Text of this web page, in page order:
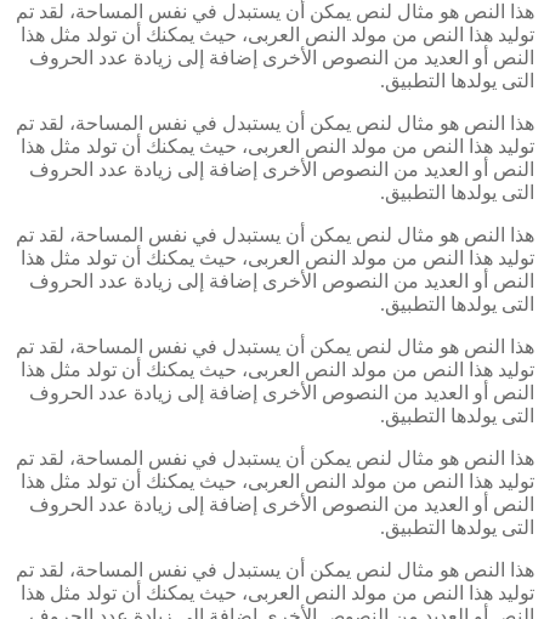
هذا النص هو مثال لنص يمكن أن يستبدل في نفس المساحة، لقد تم
توليد هذا النص من مولد النص العربى، حيث يمكنك أن تولد مثل هذا
النص أو العديد من النصوص الأخرى إضافة إلى زيادة عدد الحروف
التى يولدها التطبيق.
هذا النص هو مثال لنص يمكن أن يستبدل في نفس المساحة، لقد تم
توليد هذا النص من مولد النص العربى، حيث يمكنك أن تولد مثل هذا
النص أو العديد من النصوص الأخرى إضافة إلى زيادة عدد الحروف
التى يولدها التطبيق.
هذا النص هو مثال لنص يمكن أن يستبدل في نفس المساحة، لقد تم
توليد هذا النص من مولد النص العربى، حيث يمكنك أن تولد مثل هذا
النص أو العديد من النصوص الأخرى إضافة إلى زيادة عدد الحروف
التى يولدها التطبيق.
هذا النص هو مثال لنص يمكن أن يستبدل في نفس المساحة، لقد تم
توليد هذا النص من مولد النص العربى، حيث يمكنك أن تولد مثل هذا
النص أو العديد من النصوص الأخرى إضافة إلى زيادة عدد الحروف
التى يولدها التطبيق.
هذا النص هو مثال لنص يمكن أن يستبدل في نفس المساحة، لقد تم
توليد هذا النص من مولد النص العربى، حيث يمكنك أن تولد مثل هذا
النص أو العديد من النصوص الأخرى إضافة إلى زيادة عدد الحروف
التى يولدها التطبيق.
هذا النص هو مثال لنص يمكن أن يستبدل في نفس المساحة، لقد تم
توليد هذا النص من مولد النص العربى، حيث يمكنك أن تولد مثل هذا